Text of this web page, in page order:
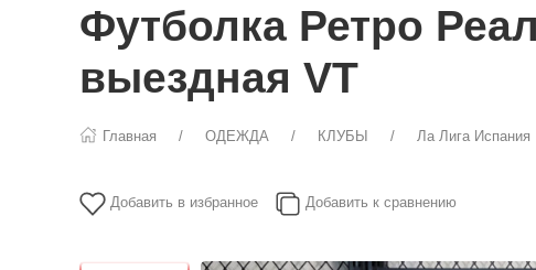
Футболка Ретро
выездная VT
Главная ОДЕЖДА КЛУБЫ Ла Лига Испания
Добавить в избранное Добавить к сравнению